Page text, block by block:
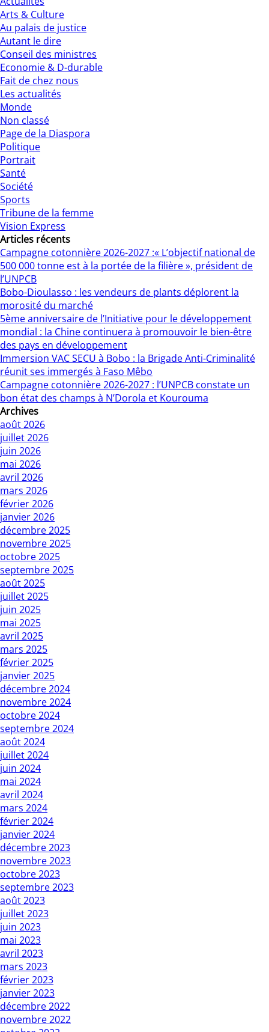
Arts & Culture
Au palais de justice
Autant le dire
Conseil des ministres
Economie & D-durable
Fait de chez nous
Les actualités
Monde
Non classé
Page de la Diaspora
Politique
Portrait
Santé
Société
Sports
Tribune de la femme
Vision Express
Articles récents
Campagne cotonnière 2026-2027 :« L’objectif national de
500 000 tonne est à la portée de la filière », président de
l’UNPCB
Bobo-Dioulasso : les vendeurs de plants déplorent la
morosité du marché
5ème anniversaire de l’Initiative pour le développement
mondial : la Chine continuera à promouvoir le bien-être
des pays en développement
Immersion VAC SECU à Bobo : la Brigade Anti-Criminalité
réunit ses immergés à Faso Mêbo
Campagne cotonnière 2026-2027 : l’UNPCB constate un
bon état des champs à N’Dorola et Kourouma
Archives
août 2026
juillet 2026
juin 2026
mai 2026
avril 2026
mars 2026
février 2026
janvier 2026
décembre 2025
novembre 2025
octobre 2025
septembre 2025
août 2025
juillet 2025
juin 2025
mai 2025
avril 2025
mars 2025
février 2025
janvier 2025
décembre 2024
novembre 2024
octobre 2024
septembre 2024
août 2024
juillet 2024
juin 2024
mai 2024
avril 2024
mars 2024
février 2024
janvier 2024
décembre 2023
novembre 2023
octobre 2023
septembre 2023
août 2023
juillet 2023
juin 2023
mai 2023
avril 2023
mars 2023
février 2023
janvier 2023
décembre 2022
novembre 2022